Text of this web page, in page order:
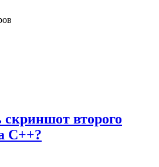
скриншот второго
С++?